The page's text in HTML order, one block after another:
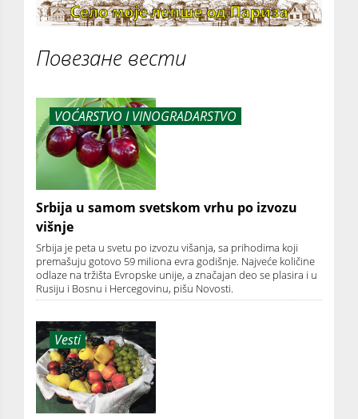
Повезане вести
VOĆARSTVO I VINOGRADARSTVO
Srbija u samom svetskom vrhu po izvozu
višnje
Srbija je peta u svetu po izvozu višanja, sa prihodima koji
premašuju gotovo 59 miliona evra godišnje. Najveće količine
odlaze na tržišta Evropske unije, a značajan deo se plasira i u
Rusiju i Bosnu i Hercegovinu, pišu Novosti.
Vesti